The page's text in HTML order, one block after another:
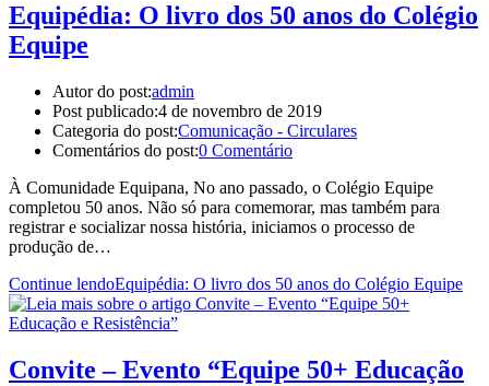
Equipédia: O livro dos 50 anos do Colégio
Equipe
Autor do post:admin
Post publicado:4 de novembro de 2019
Categoria do post:Comunicação - Circulares
Comentários do post:0 Comentário
À Comunidade Equipana, No ano passado, o Colégio Equipe
completou 50 anos. Não só para comemorar, mas também para
registrar e socializar nossa história, iniciamos o processo de
produção de…
Continue lendoEquipédia: O livro dos 50 anos do Colégio Equipe
Convite – Evento “Equipe 50+ Educação